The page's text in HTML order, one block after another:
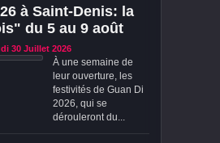
à Saint-Denis: la
du 5 au 9 août
30 Juillet 2026
À une semaine de
leur ouverture, les
festivités de Guan Di
2026, qui se
dérouleront du...